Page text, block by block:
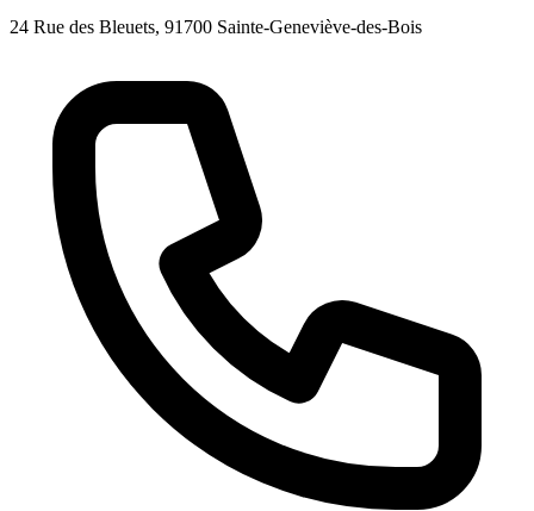
24 Rue des Bleuets, 91700 Sainte-Geneviève-des-Bois